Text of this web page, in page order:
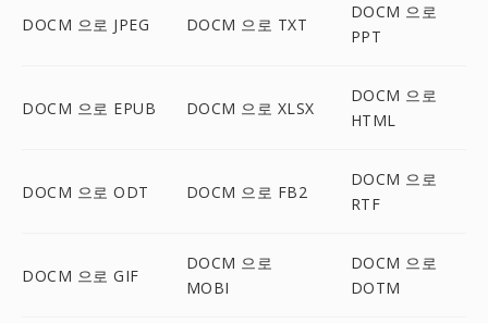
DOCM 으로 JPEG DOCM 으로 TXT
DOCM 으로
PPT
DOCM 으로 EPUB DOCM 으로 XLSX
DOCM 으로
HTML
DOCM 으로 ODT DOCM 으로 FB2
DOCM 으로
RTF
DOCM 으로 GIF
DOCM 으로
MOBI
DOCM 으로
DOTM